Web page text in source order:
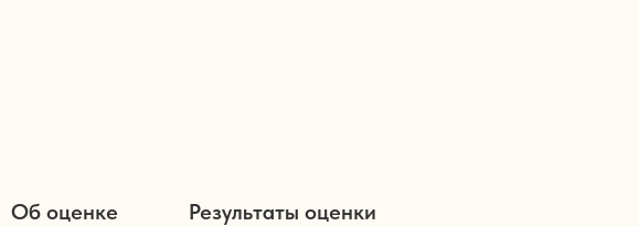
Об оценке Результаты оценки